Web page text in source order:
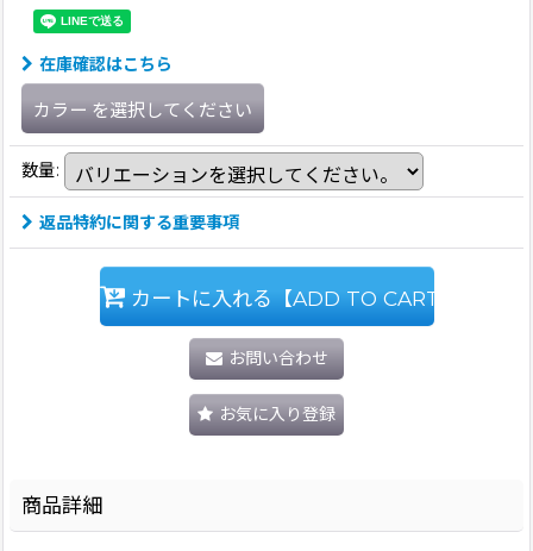
在庫確認はこちら
カラー を選択してください
数量:
返品特約に関する重要事項
カートに入れる【ADD TO CART】
お問い合わせ
お気に入り登録
商品詳細